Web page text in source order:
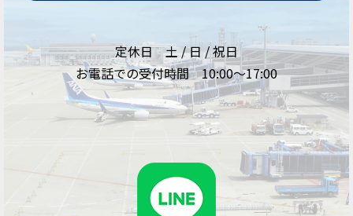
定休日 土 / 日 / 祝日
お電話での受付時間 10:00～17:00